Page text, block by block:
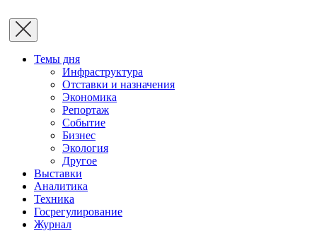
Темы дня
Инфраструктура
Отставки и назначения
Экономика
Репортаж
Событие
Бизнес
Экология
Другое
Выставки
Аналитика
Техника
Госрегулирование
Журнал